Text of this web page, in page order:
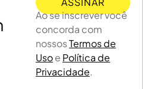
Ao se inscrever você
concorda com
nossosTermos de
Usoe Política de
Privacidade.